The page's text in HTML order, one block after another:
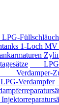
1-Loch MV
LPG-
Verdamper-
Verdampfer